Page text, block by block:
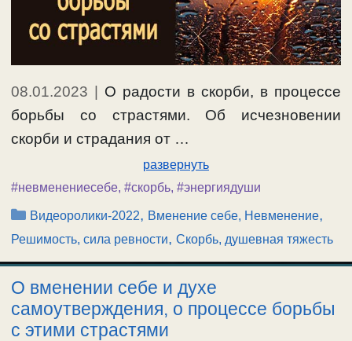
08.01.2023 | О радости в скорби, в процессе
борьбы со страстями. Об исчезновении
скорби и страдания от …
развернуть
#невменениесебе, #скорбь, #энергиядуши
Рубрики
Видеоролики-2022, Вменение себе, Невменение,
Решимость, сила ревности, Скорбь, душевная тяжесть
О вменении себе и духе
самоутверждения, о процессе борьбы
с этими страстями